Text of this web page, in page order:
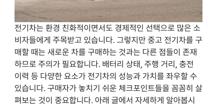
전기차는 환경 친화적이면서도 경제적인 선택으로 많은 소
비자들에게 주목받고 있습니다. 그렇지만 중고 전기차를 구
매할 때는 새로운 차를 구매하는 것과는 다른 점들이 존재
하므로 주의가 필요합니다. 배터리 상태, 주행 거리, 충전
이력 등 다양한 요소가 전기차의 성능과 가치를 좌우할 수
있습니다. 구매자가 놓치기 쉬운 체크포인트들을 꼼꼼히 살
펴보는 것이 중요합니다. 아래 글에서 자세하게 알아봅시